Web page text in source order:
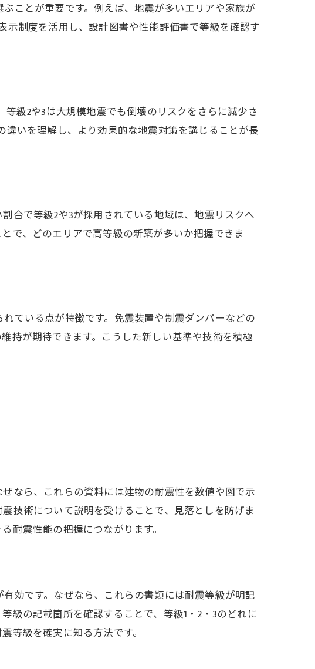
か
手順
解説
ことが重要です。例えば、地震が多いエリアや家族が
制度を活用し、設計図書や性能評価書で等級を確認す
級2や3は大規模地震でも倒壊のリスクをさらに減少さ
いを理解し、より効果的な地震対策を講じることが長
合で等級2や3が採用されている地域は、地震リスクへ
で、どのエリアで高等級の新築が多いか把握できま
ている点が特徴です。免震装置や制震ダンパーなどの
持が期待できます。こうした新しい基準や技術を積極
なら、これらの資料には建物の耐震性を数値や図で示
技術について説明を受けることで、見落としを防げま
耐震性能の把握につながります。
効です。なぜなら、これらの書類には耐震等級が明記
級の記載箇所を確認することで、等級1・2・3のどれに
等級を確実に知る方法です。